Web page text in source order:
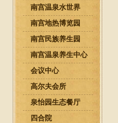
南宫温泉水世界
南宫地热博览园
南宫民族养生园
南宫温泉养生中心
会议中心
高尔夫会所
泉怡园生态餐厅
四合院